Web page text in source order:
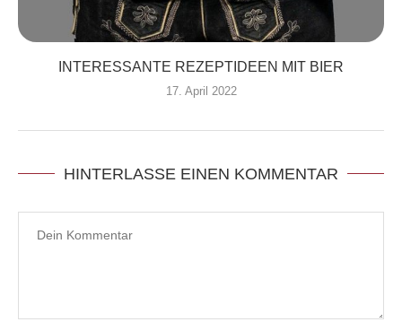
INTERESSANTE REZEPTIDEEN MIT BIER
17. April 2022
HINTERLASSE EINEN KOMMENTAR